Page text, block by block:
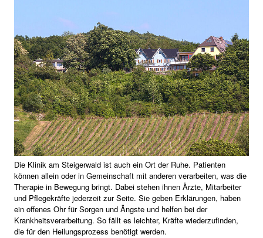
Die Klinik am Steigerwald ist auch ein Ort der Ruhe. Patienten
können allein oder in Gemeinschaft mit anderen verarbeiten, was die
Therapie in Bewegung bringt. Dabei stehen ihnen Ärzte, Mitarbeiter
und Pflegekräfte jederzeit zur Seite. Sie geben Erklärungen, haben
ein offenes Ohr für Sorgen und Ängste und helfen bei der
Krankheitsverarbeitung. So fällt es leichter, Kräfte wiederzufinden,
die für den Heilungsprozess benötigt werden.